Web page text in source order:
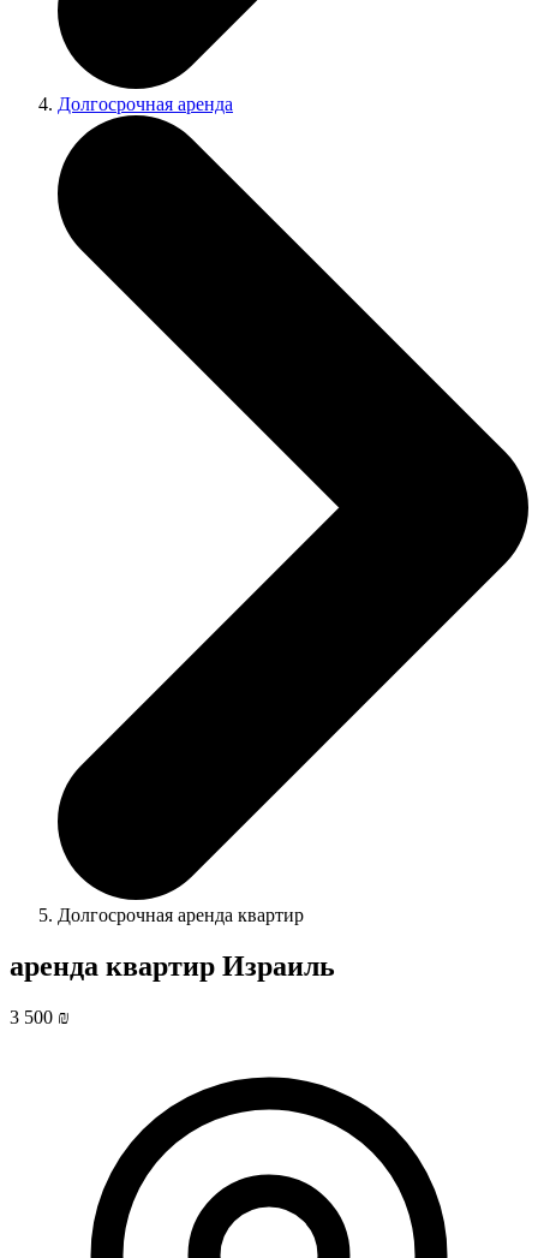
Долгосрочная аренда
Долгосрочная аренда квартир
аренда квартир Израиль
3 500 ₪